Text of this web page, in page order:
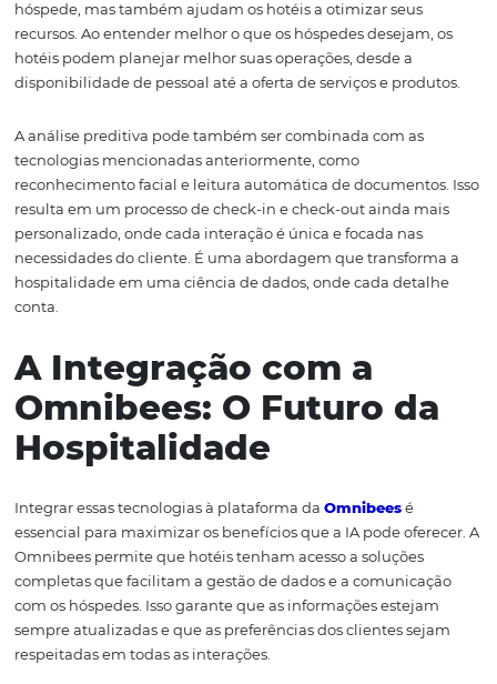
fundamental, essa tecnologia se destaca como um
Análise Preditiva:
Antecipando
Necessidades dos
Hóspedes
poderosa que permite aos hotéis prever as
preferências dos hóspedes antes mesmo de eles
base em dados coletados anteriormente, os sistemas
sugerir serviços personalizados, como upgrades de
receita do hotel.
Essas recomendações não apenas melhoram a
hóspede, mas também ajudam os hotéis a otimizar seus
recursos. Ao entender melhor o que os hóspedes
hotéis podem planejar melhor suas operações, desde a